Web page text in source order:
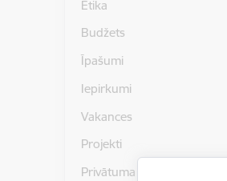
Ētika
Budžets
Īpašumi
Iepirkumi
Vakances
Projekti
Privātuma politika